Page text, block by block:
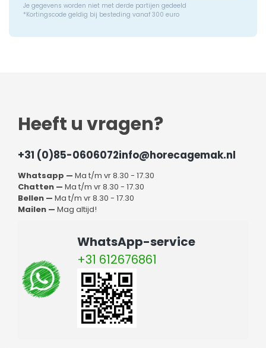
Je gegevens worden niet met derde partijen gedeeld
*Kortingscode geldig bij besteding vanaf 300 euro
Heeft u vragen?
+31 (0)85-0606072info@horecagemak.nl
Whatsapp — Ma t/m vr 8.30 - 17.30
Chatten — Ma t/m vr 8.30 - 17.30
Bellen — Ma t/m vr 8.30 - 17.30
Mailen — Mag altijd!
WhatsApp-service
+31 612676861